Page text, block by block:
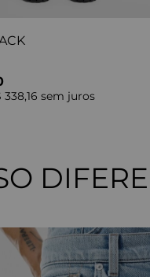
338,16 sem juros